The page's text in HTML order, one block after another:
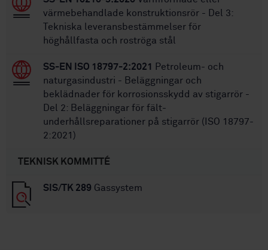
värmebehandlade konstruktionsrör - Del 3:
Tekniska leveransbestämmelser för
höghållfasta och roströga stål
SS-EN ISO 18797-2:2021
Petroleum- och
naturgasindustri - Beläggningar och
beklädnader för korrosionsskydd av stigarrör -
Del 2: Beläggningar för fält-
underhållsreparationer på stigarrör (ISO 18797-
2:2021)
TEKNISK KOMMITTÉ
SIS/TK 289 Gassystem